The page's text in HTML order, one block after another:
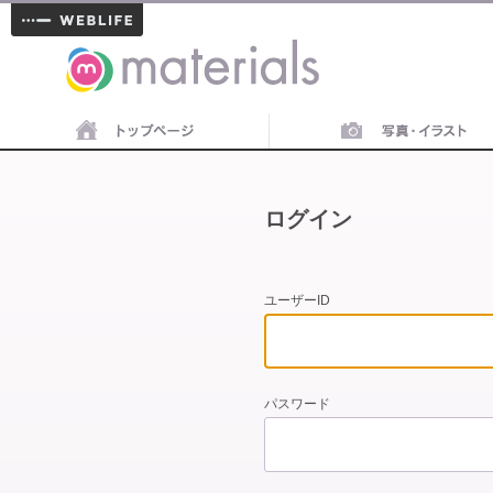
materials
ログイン
ユーザーID
パスワード